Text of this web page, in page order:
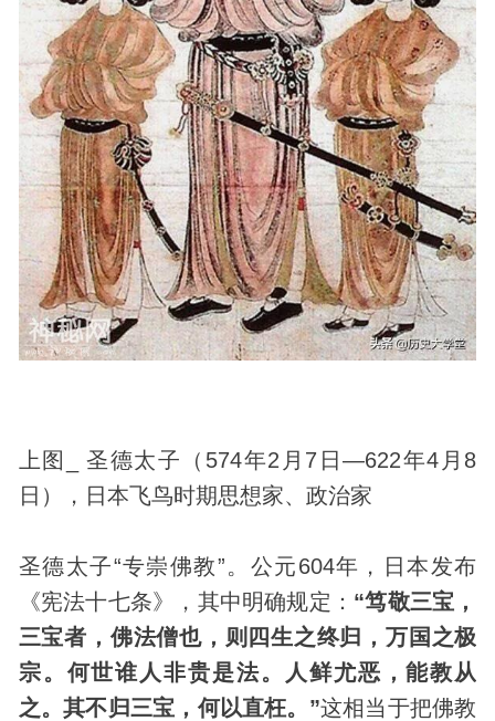
上图_ 圣德太子（574年2月7日—622年4月8
日），日本飞鸟时期思想家、政治家
圣德太子“专崇佛教”。公元604年，日本发布
《宪法十七条》，其中明确规定： “笃敬三宝，
三宝者，佛法僧也，则 四生之终归，万国之极
宗。何世谁人非贵是法。人鲜尤恶，能教从
之。其不归三宝，何以直枉。”这相当于把佛教